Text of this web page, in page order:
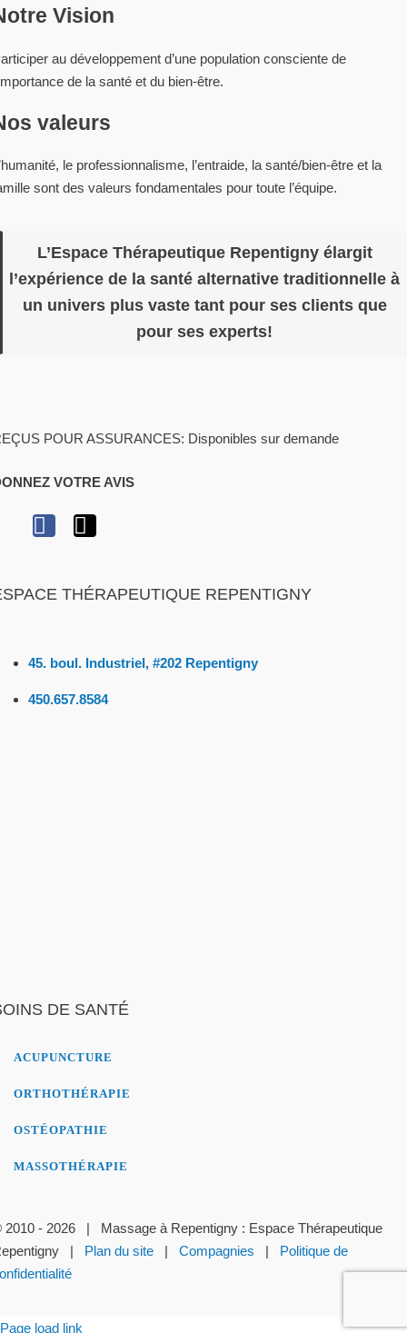
Vision
au développement d’une population consciente de
de la santé et du bien-être.
valeurs
le professionnalisme, l’entraide, la santé/bien-être et la
sont des valeurs fondamentales pour toute l’équipe.
L’Espace Thérapeutique Repentigny élargit
l’expérience de la santé alternative traditionnelle à
un univers plus vaste tant pour ses clients que
pour ses experts!
POUR ASSURANCES: Disponibles sur demande
VOTRE AVIS
THÉRAPEUTIQUE REPENTIGNY
45. boul. Industriel, #202 Repentigny
450.657.8584
DE SANTÉ
ACUPUNCTURE
ORTHOTHÉRAPIE
OSTÉOPATHIE
MASSOTHÉRAPIE
2010 - 2026 | Massage à Repentigny : Espace Thérapeutique
| Plan du site |Compagnies | Politique de
Page load link